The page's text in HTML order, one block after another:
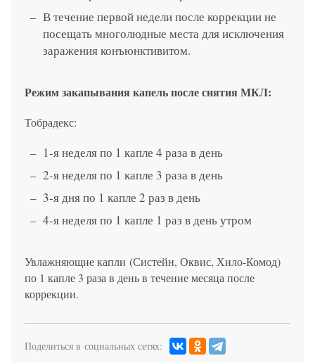
В течение первой недели после коррекции не
посещать многолюдные места для исключения
заражения конъюнктивитом.
Режим закапывания капель после снятия МКЛ:
Тобрадекс:
1-я неделя по 1 капле 4 раза в день
2-я неделя по 1 капле 3 раза в день
3-я дня по 1 капле 2 раз в день
4-я неделя по 1 капле 1 раз в день утром
Увлажняющие капли (Систейн, Оквис, Хило-Комод)
по 1 капле 3 раза в день в течение месяца после
коррекции.
Поделиться в социальных сетях: